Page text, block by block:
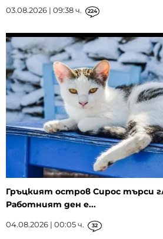
03.08.2026 | 09:38 ч. 224
Гръцкият остров Сирос търси
Работният ден е...
04.08.2026 | 00:05 ч. 32